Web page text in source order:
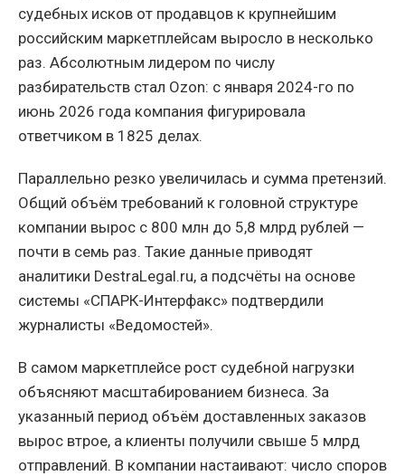
судебных исков от продавцов к крупнейшим
российским маркетплейсам выросло в несколько
раз. Абсолютным лидером по числу
разбирательств стал Ozon: с января 2024-го по
июнь 2026 года компания фигурировала
ответчиком в 1825 делах.
Параллельно резко увеличилась и сумма претензий.
Общий объём требований к головной структуре
компании вырос с 800 млн до 5,8 млрд рублей —
почти в семь раз. Такие данные приводят
аналитики DestraLegal.ru, а подсчёты на основе
системы «СПАРК-Интерфакс» подтвердили
журналисты «Ведомостей».
В самом маркетплейсе рост судебной нагрузки
объясняют масштабированием бизнеса. За
указанный период объём доставленных заказов
вырос втрое, а клиенты получили свыше 5 млрд
отправлений. В компании настаивают: число споров